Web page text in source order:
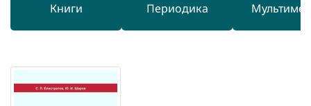
Книги Периодика